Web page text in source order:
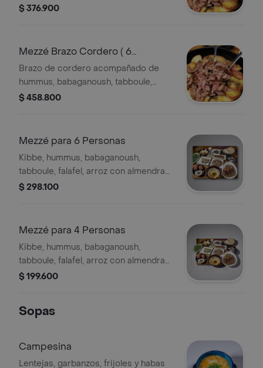
con almendras, arroz con lentejas,
$ 376.900
Mezzé Brazo Cordero ( 6
Personas)
Brazo de cordero acompañado de
hummus, babaganoush, tabboule,
falafel, arroz con almendras y lentejas,
$ 458.800
Mezzé para 6 Personas
Kibbe, hummus, babaganoush,
tabboule, falafel, arroz con almendras,
arroz con lentejas, brocheta de kafta,
$ 298.100
Mezzé para 4 Personas
Kibbe, hummus, babaganoush,
tabboule, falafel, arroz con almendras,
arroz con lentejas, brocheta de kafta,
$ 199.600
Sopas
Campesina
Lentejas, garbanzos, frijoles y habas